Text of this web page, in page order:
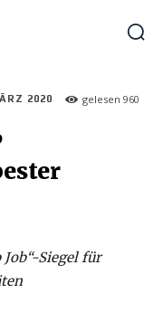
2020 gelesen 960
Siegel für